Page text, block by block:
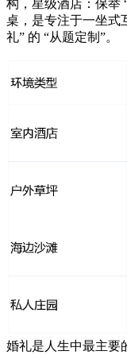
构，星级酒店：保举
桌，是专注于一坐式
礼” 的 “从题定制”。
婚礼是人生中最主要